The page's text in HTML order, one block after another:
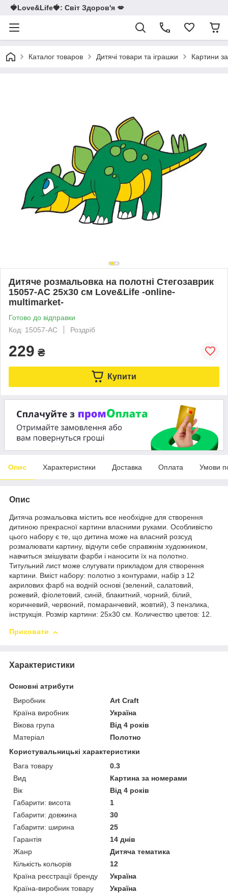
🍓Love&Life🍓: Світ Здоров'я 💋
Каталог товаров Дитячі товари та іграшки Картини
Дитяче розмальовка на полотні Стегозаврик
15057-AC 25х30 см Love&Life -online-
multimarket-
Готово до відправки
Код: 15057-AC
Роздріб
229 ₴
Купити
Опис Характеристики Доставка Оплата Умови
Опис
Дитяча розмальовка містить все необхідне для створення
дитиною прекрасної картини власними руками. Особливістю
цього набору є те, що дитина може на власний розсуд
розмалювати картину, відчути себе справжнім художником,
навчиться змішувати фарби і наносити їх на полотно.
Титульний лист може слугувати прикладом для створення
картини. Вміст набору: полотно з контурами, набір з 12
акрилових фарб на водній основі (зелений, салатовий,
рожевий, фіолетовий, синій, блакитний, чорний, білий,
коричневий, червоний, помаранчевий, жовтий), 3 пензлика,
інструкція. Розмір картини: 25х30 см. Количество цветов: 12.
Приховати
Характеристики
Основні атрибути
Виробник
Art Craft
Країна виробник
Україна
Вікова група
Від 4 років
Матеріал
Полотно
Користувальницькі характеристики
Вага товару
0.3
Вид
Картина за номерами
Вік
Від 4 років
Габарити: висота
1
Габарити: довжина
30
Габарити: ширина
25
Гарантія
14 днів
Жанр
Дитяча тематика
Кількість кольорів
12
Країна реєстрації бренду
Україна
Країна-виробник товару
Україна